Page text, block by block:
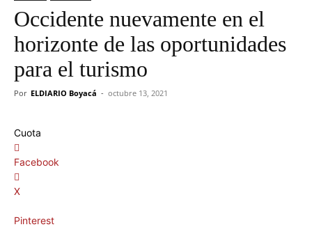
Occidente nuevamente en el
horizonte de las oportunidades
para el turismo
Por ELDIARIO Boyacá - octubre 13, 2021
Cuota
Facebook
X
Pinterest